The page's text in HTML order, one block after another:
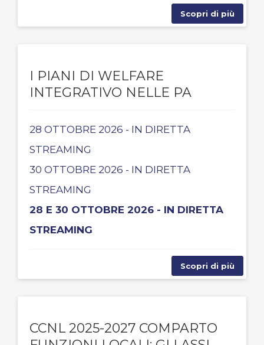
Scopri di più
I PIANI DI WELFARE
INTEGRATIVO NELLE PA
28 OTTOBRE 2026 - IN DIRETTA
STREAMING
30 OTTOBRE 2026 - IN DIRETTA
STREAMING
28 E 30 OTTOBRE 2026 - IN DIRETTA
STREAMING
Scopri di più
CCNL 2025-2027 COMPARTO